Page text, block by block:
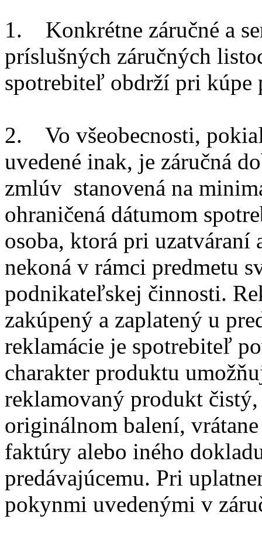
1. Konkrétne záručné a
príslušných záručných
spotrebiteľ obdrží pri kúpe
2. Vo všeobecnosti,
uvedené inak, je záručná
zmlúv stanovená na
ohraničená dátumom
osoba, ktorá pri
nekoná v rámci predmetu
podnikateľskej činnosti.
zakúpený a zaplatený u
reklamácie je spotrebiteľ
charakter produktu
reklamovaný produkt
originálnom balení,
faktúry alebo iného
predávajúcemu. Pri
pokynmi uvedenými v